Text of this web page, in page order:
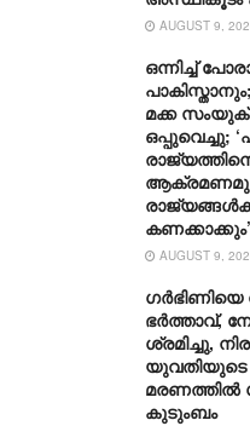
AUGUST 9,
ഒന്നിച്ച്
മക്ക
ഒപ്പുവെച്ചു;
കണക്കാക്കും’
AUGUST 9,
ഭര്‍ത്താവ്,
ശ്രമിച്ചു,
യുവതിയുടെ
കുടുംബം